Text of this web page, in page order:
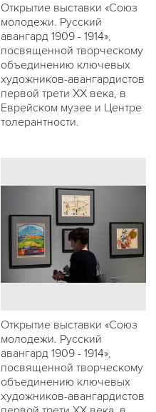
Открытие выставки «Союз
молодежи. Русский
авангард 1909 - 1914»,
посвященной творческому
объединению ключевых
художников-авангардистов
первой трети ХХ века, в
Еврейском музее и Центре
толерантности.
Открытие выставки «Союз
молодежи. Русский
авангард 1909 - 1914»,
посвященной творческому
объединению ключевых
художников-авангардистов